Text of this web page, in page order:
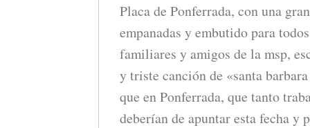
Placa de Ponferrada, con una
empanadas y embutido para
familiares y amigos de la msp,
y triste canción de «santa
que en Ponferrada, que tanto
deberían de apuntar esta fecha y